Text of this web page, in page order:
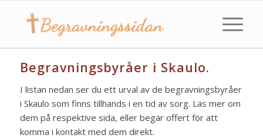
Begravningsbyråer i Skaulo.
I listan nedan ser du ett urval av de begravningsbyråer
i Skaulo som finns tillhands i en tid av sorg. Läs mer om
dem på respektive sida, eller begär offert för att
komma i kontakt med dem direkt.